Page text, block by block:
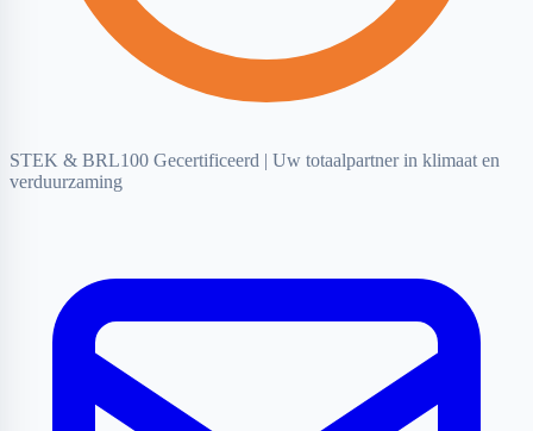
STEK & BRL100 Gecertificeerd | Uw totaalpartner in klimaat en
verduurzaming